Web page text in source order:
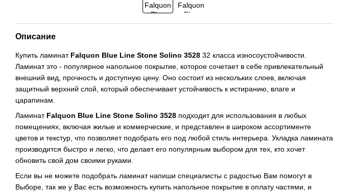
Описание
Купить ламинат Falquon Blue Line Stone Solino 3528 32 класса износоустойчивости.
Ламинат это - популярное напольное покрытие, которое сочетает в себе привлекательный
внешний вид, прочность и доступную цену. Оно состоит из нескольких слоев, включая
защитный верхний слой, который обеспечивает устойчивость к истиранию, влаге и
царапинам.
Ламинат Falquon Blue Line Stone Solino 3528 подходит для использования в любых
помещениях, включая жилые и коммерческие, и представлен в широком ассортименте
цветов и текстур, что позволяет подобрать его под любой стиль интерьера. Укладка ламината
производится быстро и легко, что делает его популярным выбором для тех, кто хочет
обновить свой дом своими руками.
Если вы не можете подобрать ламинат напиши специалисты с радостью Вам помогут в
Выборе, так же у Вас есть возможность купить напольное покрытие в оплату частями, и